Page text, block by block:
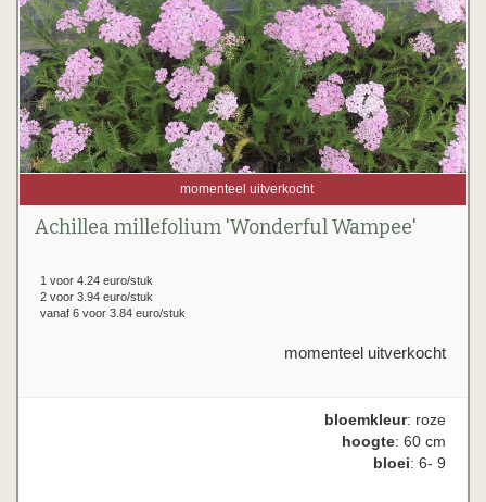
momenteel uitverkocht
Achillea millefolium 'Wonderful Wampee'
1 voor 4.24 euro/stuk
2 voor 3.94 euro/stuk
vanaf 6 voor 3.84 euro/stuk
momenteel uitverkocht
bloemkleur: roze
hoogte: 60 cm
bloei: 6- 9